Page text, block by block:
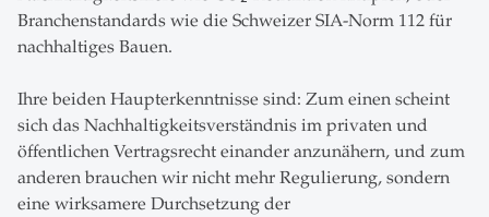
Branchenstandards wie die Schweizer SIA-Norm 112 für
nachhaltiges Bauen.
Ihre beiden Haupterkenntnisse sind: Zum einen scheint
sich das Nachhaltigkeitsverständnis im privaten und
öffentlichen Vertragsrecht einander anzunähern, und zum
anderen brauchen wir nicht mehr Regulierung, sondern
eine wirksamere Durchsetzung der